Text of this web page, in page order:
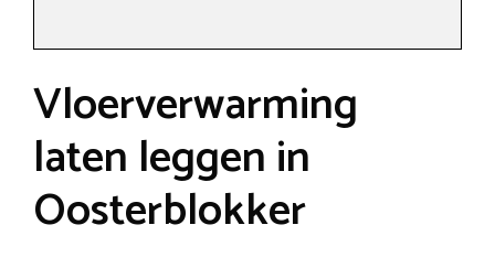
Vloerverwarming
laten leggen in
Oosterblokker